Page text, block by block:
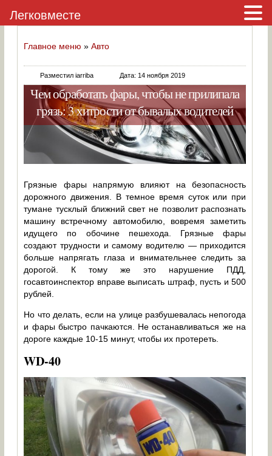
Главное меню »Авто
Разместил iarriba Дата: 14 ноября 2019
Чем обработать фары, чтобы не прилипала
грязь: 3 хитрости от бывалых водителей
Грязные фары напрямую влияют на безопасность
дорожного движения. В темное время суток или при
тумане тусклый ближний свет не позволит распознать
машину встречному автомобилю, вовремя заметить
идущего по обочине пешехода. Грязные фары
создают трудности и самому водителю — приходится
больше напрягать глаза и внимательнее следить за
дорогой. К тому же это нарушение ПДД,
госавтоинспектор вправе выписать штраф, пусть и 500
рублей.
Но что делать, если на улице разбушевалась непогода
и фары быстро пачкаются. Не останавливаться же на
дороге каждые 10-15 минут, чтобы их протереть.
WD-40
Легковместе